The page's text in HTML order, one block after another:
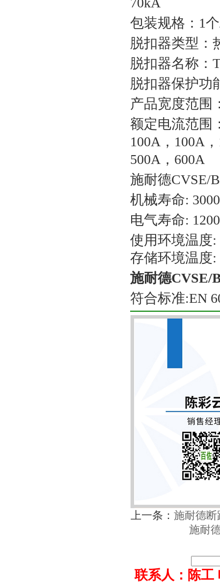
包装规格：1
脱扣器类型：
脱扣器名称：
脱扣器保护功
产品宽度范围
额定电流范围
100A，100A
500A，600A
施耐德CVSE/
机械寿命:
电气寿命:
使用环境温度:
存储环境温度:
施耐德CVSE/
符合标准:EN
上一条： 施耐德断
施耐
联系人：陈工